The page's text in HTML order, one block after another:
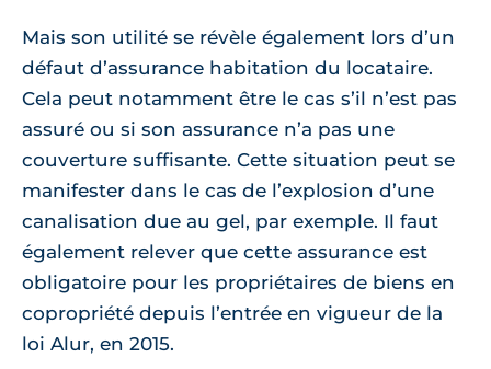
Mais son utilité se révèle également lors d’un
défaut d’assurance habitation du locataire.
Cela peut notamment être le cas s’il n’est pas
assuré ou si son assurance n’a pas une
couverture suffisante. Cette situation peut se
manifester dans le cas de l’explosion d’une
canalisation due au gel, par exemple. Il faut
également relever que cette assurance est
obligatoire pour les propriétaires de biens en
copropriété depuis l’entrée en vigueur de la
loi Alur, en 2015.